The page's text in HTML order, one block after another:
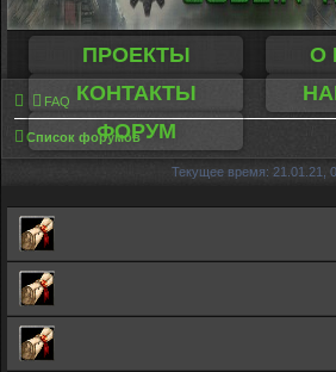
ПРОЕКТЫ
О
КОНТАКТЫ
ФОРУМ
FAQ
Список форумов
Текущее время: 21.01.21,